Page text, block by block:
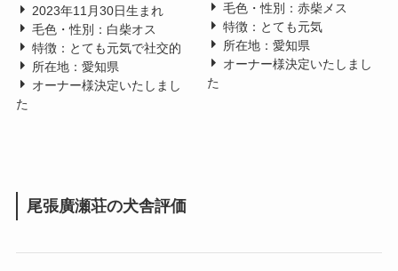
2023年11月30日生まれ
毛色・性別：白柴オス
特徴：とても元気で社交的
所在地：愛知県
オーナー様決定いたしまし
た
毛色・性別：赤柴メス
特徴：とても元気
所在地：愛知県
オーナー様決定いたしまし
た
尾張廣瀬荘の犬舎評価